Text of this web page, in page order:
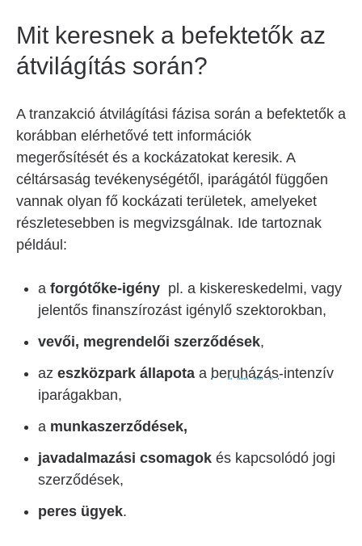
Mit keresnek a befektetők az
átvilágítás során?
A tranzakció átvilágítási fázisa során a befektetők a
korábban elérhetővé tett információk
megerősítését és a kockázatokat keresik. A
céltársaság tevékenységétől, iparágától függően
vannak olyan fő kockázati területek, amelyeket
részletesebben is megvizsgálnak. Ide tartoznak
például:
a forgótőke-igény pl. a kiskereskedelmi, vagy
jelentős finanszírozást igénylő szektorokban,
vevői, megrendelői szerződések,
az eszközpark állapota a beruházás-intenzív
iparágakban,
a munkaszerződések,
javadalmazási csomagok és kapcsolódó jogi
szerződések,
peres ügyek.